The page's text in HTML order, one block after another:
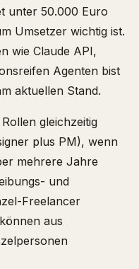
unter 50.000 Euro
Umsetzer wichtig ist.
wie Claude API,
Agenten bist
aktuellen Stand.
gleichzeitig
plus PM), wenn
mehrere Jahre
und
Freelancer
aus